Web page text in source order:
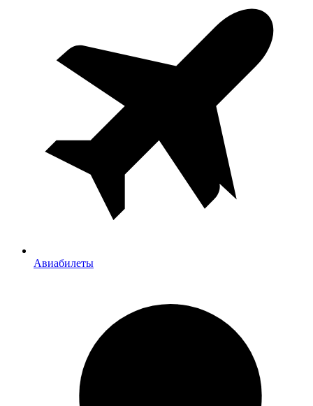
Авиабилеты